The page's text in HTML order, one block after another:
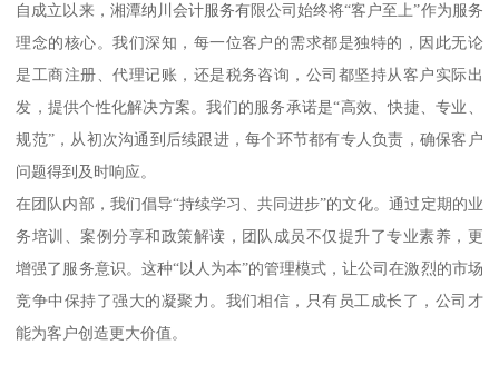
自成立以来，湘潭纳川会计服务有限公司始终将“客户至上”作为服务
理念的核心。我们深知，每一位客户的需求都是独特的，因此无论
是工商注册、代理记账，还是税务咨询，公司都坚持从客户实际出
发，提供个性化解决方案。我们的服务承诺是“高效、快捷、专业、
规范”，从初次沟通到后续跟进，每个环节都有专人负责，确保客户
问题得到及时响应。
在团队内部，我们倡导“持续学习、共同进步”的文化。通过定期的业
务培训、案例分享和政策解读，团队成员不仅提升了专业素养，更
增强了服务意识。这种“以人为本”的管理模式，让公司在激烈的市场
竞争中保持了强大的凝聚力。我们相信，只有员工成长了，公司才
能为客户创造更大价值。